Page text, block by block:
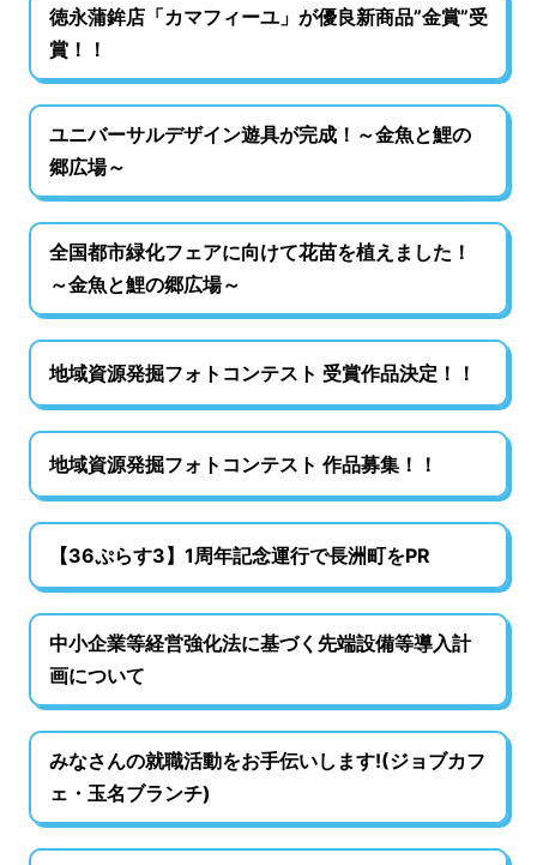
徳永蒲鉾店「カマフィーユ」が優良新商品”金賞”受
賞！！
ユニバーサルデザイン遊具が完成！～金魚と鯉の
郷広場～
全国都市緑化フェアに向けて花苗を植えました！
～金魚と鯉の郷広場～
地域資源発掘フォトコンテスト 受賞作品決定！！
地域資源発掘フォトコンテスト 作品募集！！
【36ぷらす3】1周年記念運行で長洲町をPR
中小企業等経営強化法に基づく先端設備等導入計
画について
みなさんの就職活動をお手伝いします!(ジョブカフ
ェ・玉名ブランチ)